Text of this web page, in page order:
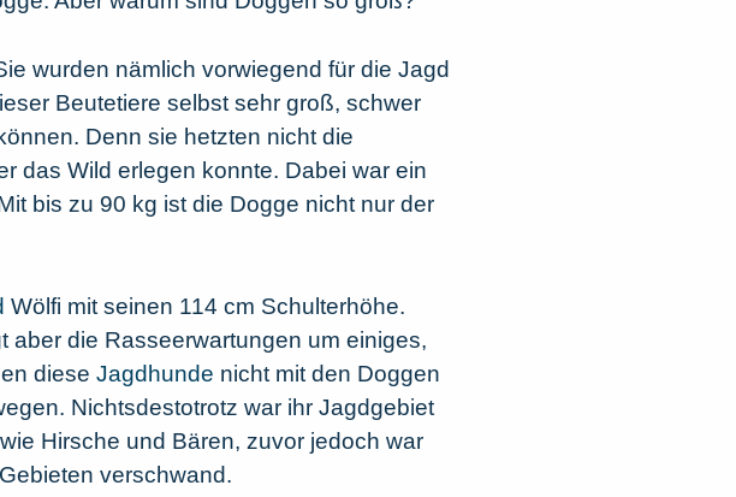
wurden nämlich vorwiegend für die Jagd
Beutetiere selbst sehr groß, schwer
Denn sie hetzten nicht die
das Wild erlegen konnte. Dabei war ein
bis zu 90 kg ist die Dogge nicht nur der
Wölfi mit seinen 114 cm Schulterhöhe.
die Rasseerwartungen um einiges,
diese Jagdhunde nicht mit den Doggen
Nichtsdestotrotz war ihr Jagdgebiet
Hirsche und Bären, zuvor jedoch war
verschwand.